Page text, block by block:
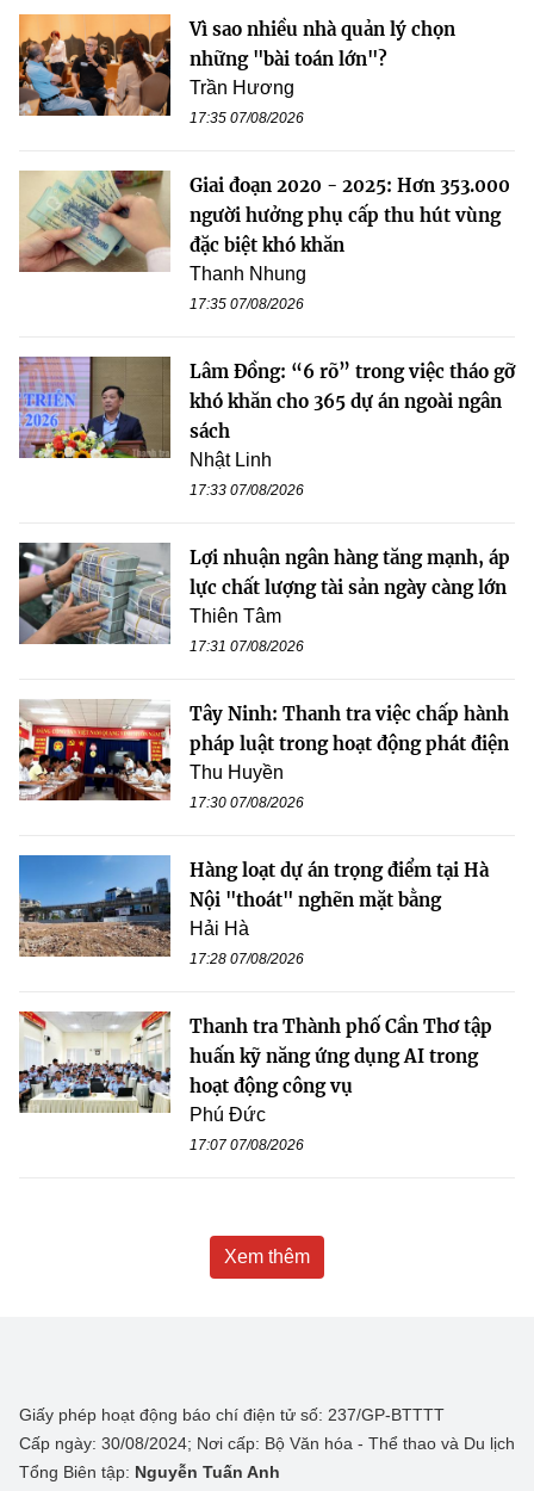
Vì sao nhiều nhà quản lý chọn
những "bài toán lớn"?
Trần Hương
17:35 07/08/2026
Giai đoạn 2020 - 2025: Hơn 353.000
người hưởng phụ cấp thu hút vùng
đặc biệt khó khăn
Thanh Nhung
17:35 07/08/2026
Lâm Đồng: “6 rõ” trong việc tháo gỡ
khó khăn cho 365 dự án ngoài ngân
sách
Nhật Linh
17:33 07/08/2026
Lợi nhuận ngân hàng tăng mạnh, áp
lực chất lượng tài sản ngày càng lớn
Thiên Tâm
17:31 07/08/2026
Tây Ninh: Thanh tra việc chấp hành
pháp luật trong hoạt động phát điện
Thu Huyền
17:30 07/08/2026
Hàng loạt dự án trọng điểm tại Hà
Nội "thoát" nghẽn mặt bằng
Hải Hà
17:28 07/08/2026
Thanh tra Thành phố Cần Thơ tập
huấn kỹ năng ứng dụng AI trong
hoạt động công vụ
Phú Đức
17:07 07/08/2026
Xem thêm
Giấy phép hoạt động báo chí điện tử số: 237/GP-BTTTT
Cấp ngày: 30/08/2024; Nơi cấp: Bộ Văn hóa - Thể thao và Du lịch
Tổng Biên tập: Nguyễn Tuấn Anh